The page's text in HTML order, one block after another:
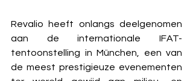
Revalio heeft onlangs deelgenomen
aan de internationale IFAT-
tentoonstelling in München, een van
de meest prestigieuze evenementen